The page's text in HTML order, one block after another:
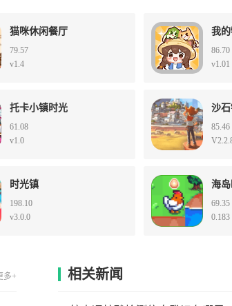
猫咪休闲餐厅
79.57
v1.4
我
86.70
v1.01
托卡小镇时光
61.08
v1.0
沙
85.46
时光镇
198.10
v3.0.0
海
69.35
0.183
多+ 相关新闻